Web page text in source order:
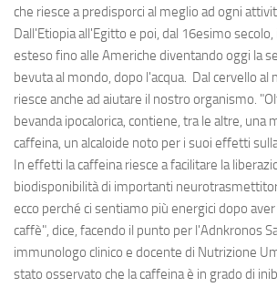
che riesce a predisporci al meglio ad ogni
Dall'Etiopia all'Egitto e poi, dal 16esimo secolo,
esteso fino alle Americhe diventando oggi la
bevuta al mondo, dopo l'acqua. Dal cervello al
riesce anche ad aiutare il nostro organismo.
bevanda ipocalorica, contiene, tra le altre, una
caffeina, un alcaloide noto per i suoi effetti
In effetti la caffeina riesce a facilitare la
biodisponibilità di importanti
ecco perché ci sentiamo più energici dopo
caffè", dice, facendo il punto per l'Adnkronos
immunologo clinico e docente di Nutrizione
stato osservato che la caffeina è in grado di